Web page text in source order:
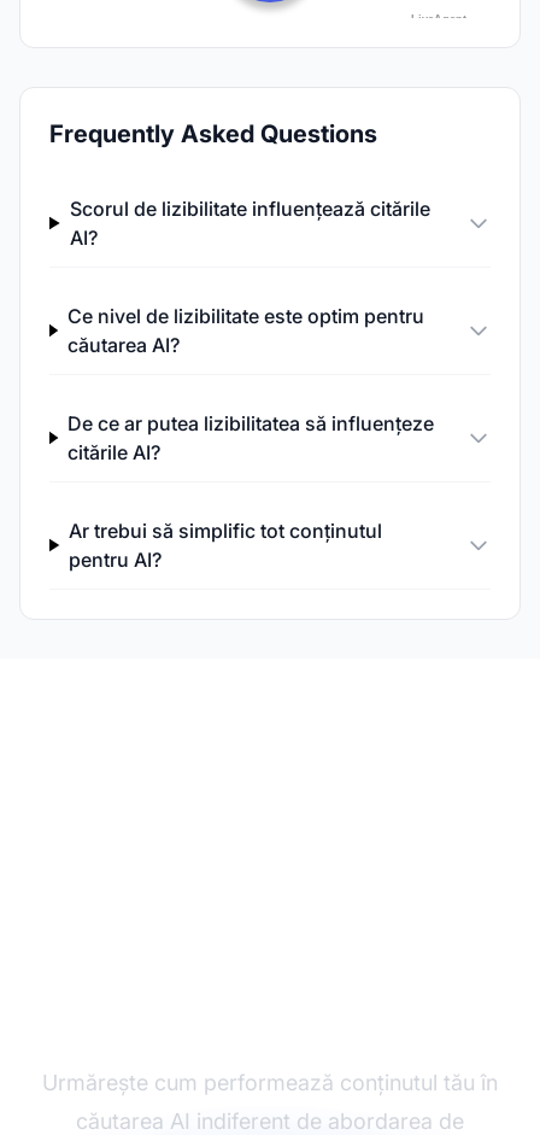
Frequently Asked Questions
Scorul de lizibilitate influențează citările
AI?
Ce nivel de lizibilitate este optim pentru
căutarea AI?
De ce ar putea lizibilitatea să influențeze
citările AI?
Ar trebui să simplific tot conținutul
pentru AI?
Urmărește cum performează conținutul tău în
căutarea AI indiferent de abordarea de